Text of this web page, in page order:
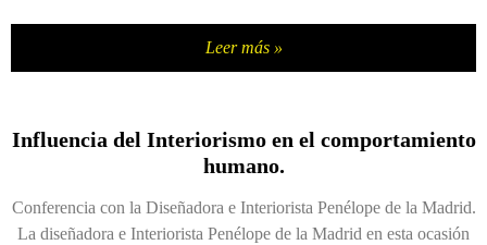
Leer más »
Influencia del Interiorismo en el comportamiento
humano.
Conferencia con la Diseñadora e Interiorista Penélope de la Madrid.
La diseñadora e Interiorista Penélope de la Madrid en esta ocasión